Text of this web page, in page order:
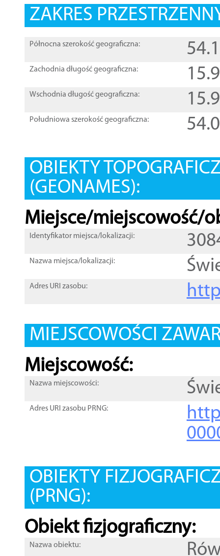
ZAKRES
Północna szerokość geograficzna:
Zachodnia długość geograficzna:
Wschodnia długość geograficzna:
Południowa szerokość geograficzna:
OBIEKTY
(GEONAMES):
Miejsce/miejscowość/
Identyfikator miejsca/lokalizacji:
Nazwa miejsca/lokalizacji:
Adres URI zasobu:
MIEJSCOWOŚCI
Miejscowość:
Nazwa miejscowości:
Adres URI zasobu PRNG:
OBIEKTY
(PRNG):
Obiekt fizjograficzny:
Nazwa obiektu: